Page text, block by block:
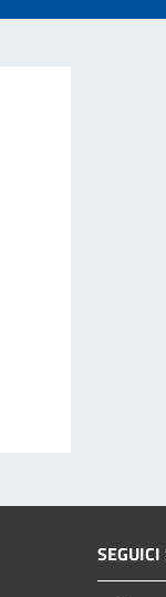
SEGUICI